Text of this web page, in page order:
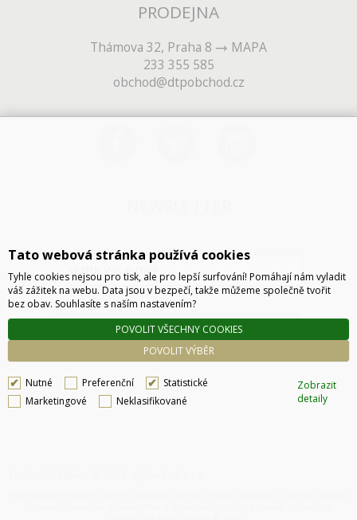
PRODEJNA
Thámova 32, Praha 8
MAPA
233 355 585
obchod@dtpobchod.cz
ODESLAT
Tato webová stránka používá cookies
Tyhle cookies nejsou pro tisk, ale pro lepší surfování! Pomáhají nám vyladit
váš zážitek na webu. Data jsou v bezpečí, takže můžeme společně tvořit
bez obav. Souhlasíte s naším nastavením?
POVOLIT VÝBĚR
POVOLIT VŠECHNY COOKIES
Nutné Preferenční
Statistické
Marketingové
Neklasifikované
Zobrazit
detaily